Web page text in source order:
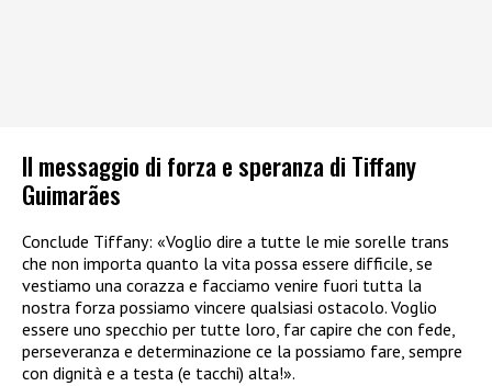
Il messaggio di forza e speranza di Tiffany
Guimarães
Conclude Tiffany: «Voglio dire a tutte le mie sorelle trans
che non importa quanto la vita possa essere difficile, se
vestiamo una corazza e facciamo venire fuori tutta la
nostra forza possiamo vincere qualsiasi ostacolo. Voglio
essere uno specchio per tutte loro, far capire che con fede,
perseveranza e determinazione ce la possiamo fare, sempre
con dignità e a testa (e tacchi) alta!».